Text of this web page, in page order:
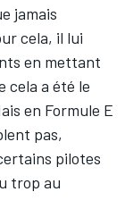
jamais
cela, il lui
en mettant
cela a été le
en Formule E
pas,
pilotes
trop au